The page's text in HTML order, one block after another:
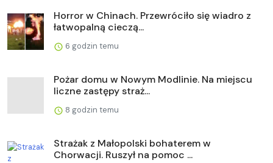
Horror w Chinach. Przewróciło się wiadro z
łatwopalną cieczą...
6 godzin temu
Pożar domu w Nowym Modlinie. Na miejscu
liczne zastępy straż...
8 godzin temu
Strażak z Małopolski bohaterem w
Chorwacji. Ruszył na pomoc ...